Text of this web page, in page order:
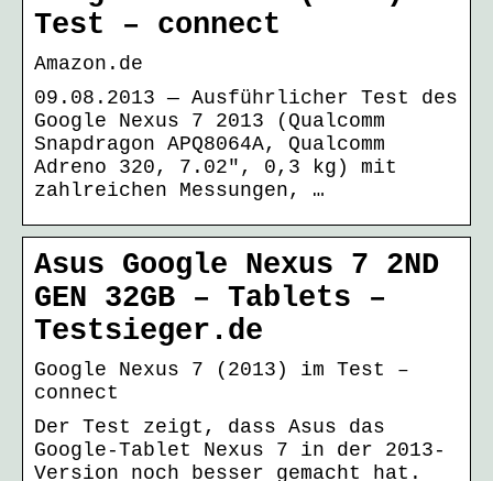
Test – connect
Amazon.de
09.08.2013 — Ausführlicher Test des
Google Nexus 7 2013 (Qualcomm
Snapdragon APQ8064A, Qualcomm
Adreno 320, 7.02″, 0,3 kg) mit
zahlreichen Messungen, …
Asus Google Nexus 7 2ND
GEN 32GB – Tablets –
Testsieger.de
Google Nexus 7 (2013) im Test –
connect
Der Test zeigt, dass Asus das
Google-Tablet Nexus 7 in der 2013-
Version noch besser gemacht hat.